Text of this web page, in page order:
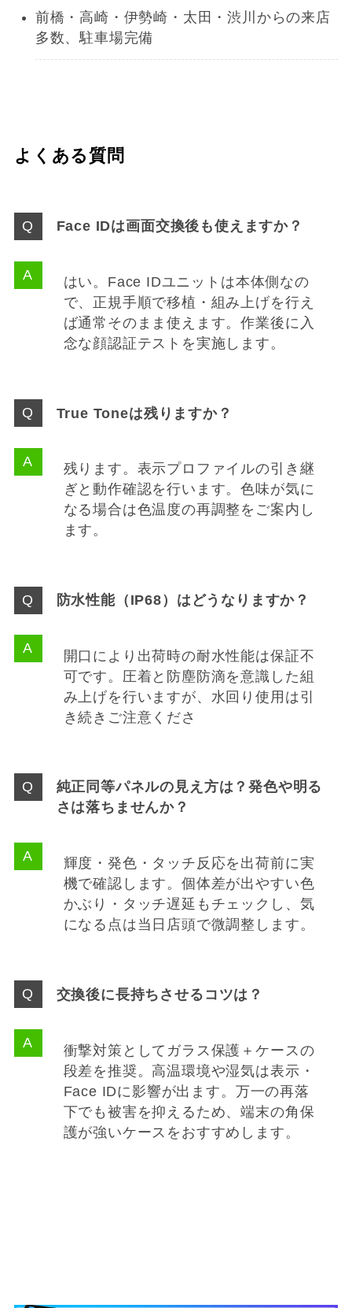
前橋・高崎・伊勢崎・太田・渋川からの来店
多数、駐車場完備
よくある質問
Face IDは画面交換後も使えますか？
はい。Face IDユニットは本体側なの
で、正規手順で移植・組み上げを行え
ば通常そのまま使えます。作業後に入
念な顔認証テストを実施します。
True Toneは残りますか？
残ります。表示プロファイルの引き継
ぎと動作確認を行います。色味が気に
なる場合は色温度の再調整をご案内し
ます。
防水性能（IP68）はどうなりますか？
開口により出荷時の耐水性能は保証不
可です。圧着と防塵防滴を意識した組
み上げを行いますが、水回り使用は引
き続きご注意くださ
純正同等パネルの見え方は？発色や明る
さは落ちませんか？
輝度・発色・タッチ反応を出荷前に実
機で確認します。個体差が出やすい色
かぶり・タッチ遅延もチェックし、気
になる点は当日店頭で微調整します。
交換後に長持ちさせるコツは？
衝撃対策としてガラス保護＋ケースの
段差を推奨。高温環境や湿気は表示・
Face IDに影響が出ます。万一の再落
下でも被害を抑えるため、端末の角保
護が強いケースをおすすめします。